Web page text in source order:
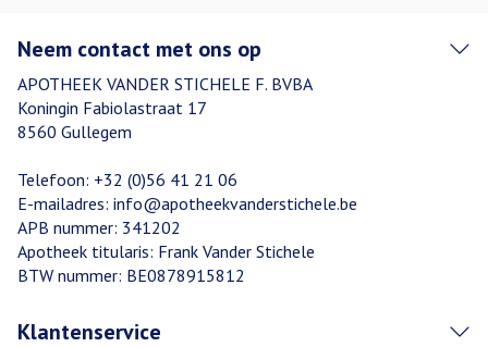
Neem contact met ons op
APOTHEEK VANDER STICHELE F. BVBA
Koningin Fabiolastraat 17
8560 Gullegem
Telefoon: +32 (0)56 41 21 06
E-mailadres: info@apotheekvanderstichele.be
APB nummer: 341202
Apotheek titularis: Frank Vander Stichele
BTW nummer: BE0878915812
Klantenservice